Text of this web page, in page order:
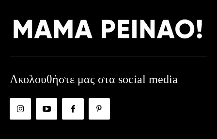
Ακολουθήστε μας στα social media